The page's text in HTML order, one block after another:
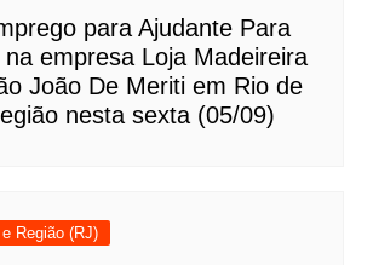
para Ajudante Para
empresa Loja Madeireira
João De Meriti em Rio de
nesta sexta (05/09)
Região (RJ)